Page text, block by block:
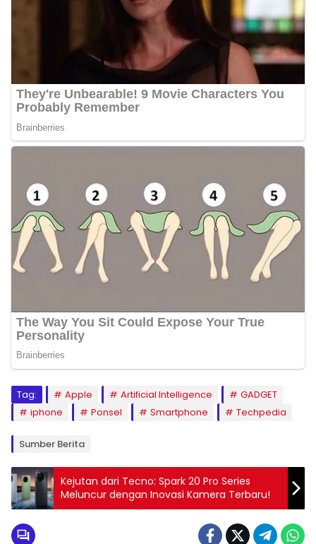
Tag: Apple Artificial Intelligence
GADGET
iphone
Ponsel Smartphone Techpedia
Sumber Berita
Kejutan dari Tecno: Spark 20 Pro Series
Meluncur dengan Inovasi Kamera Terbaru!